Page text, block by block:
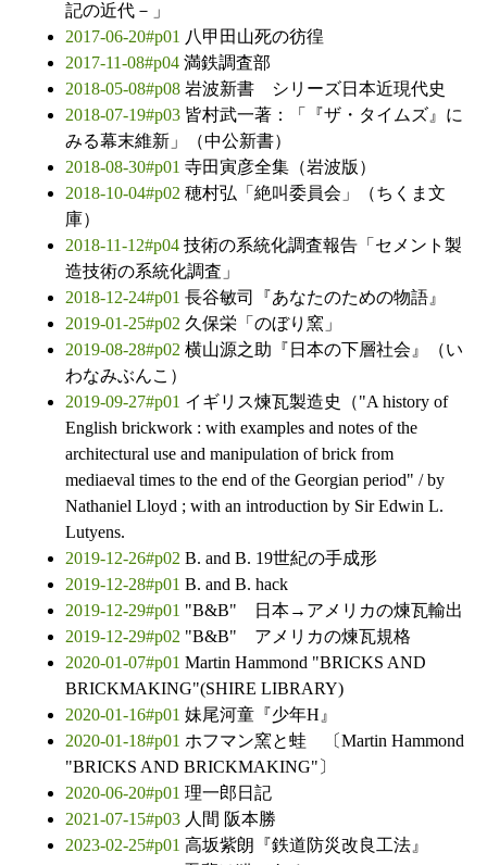
記の近代－」
2017-06-20#p01 八甲田山死の彷徨
2017-11-08#p04 満鉄調査部
2018-05-08#p08 岩波新書 シリーズ日本近現代史
2018-07-19#p03 皆村武一著：「『ザ・タイムズ』に
みる幕末維新」（中公新書）
2018-08-30#p01 寺田寅彦全集（岩波版）
2018-10-04#p02 穂村弘「絶叫委員会」（ちくま文
庫）
2018-11-12#p04 技術の系統化調査報告「セメント製
造技術の系統化調査」
2018-12-24#p01 長谷敏司『あなたのための物語』
2019-01-25#p02 久保栄「のぼり窯」
2019-08-28#p02 横山源之助『日本の下層社会』（い
わなみぶんこ）
2019-09-27#p01 イギリス煉瓦製造史（"A history of
English brickwork : with examples and notes of the
architectural use and manipulation of brick from
mediaeval times to the end of the Georgian period" / by
Nathaniel Lloyd ; with an introduction by Sir Edwin L.
Lutyens.
2019-12-26#p02 B. and B. 19世紀の手成形
2019-12-28#p01 B. and B. hack
2019-12-29#p01 "B&B" 日本→アメリカの煉瓦輸出
2019-12-29#p02 "B&B" アメリカの煉瓦規格
2020-01-07#p01 Martin Hammond "BRICKS AND
BRICKMAKING"(SHIRE LIBRARY)
2020-01-16#p01 妹尾河童『少年H』
2020-01-18#p01 ホフマン窯と蛙 〔Martin Hammond
"BRICKS AND BRICKMAKING"〕
2020-06-20#p01 理一郎日記
2021-07-15#p03 人間 阪本勝
2023-02-25#p01 高坂紫朗『鉄道防災改良工法』